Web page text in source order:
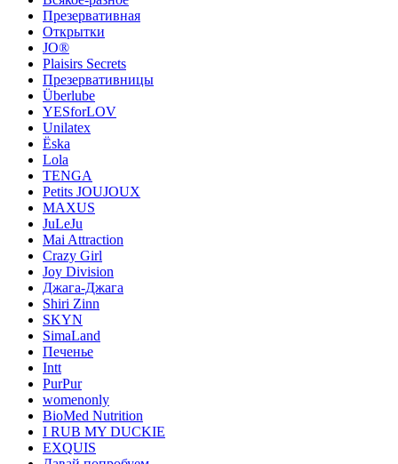
Презервативная
Открытки
JO®
Plaisirs Secrets
Презервативницы
Überlube
YESforLOV
Unilatex
Ёska
Lola
TENGA
Petits JOUJOUX
MAXUS
JuLeJu
Mai Attraction
Crazy Girl
Joy Division
Джага-Джага
Shiri Zinn
SKYN
SimaLand
Печенье
Intt
PurPur
womenonly
BioMed Nutrition
I RUB MY DUCKIE
EXQUIS